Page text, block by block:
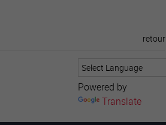
Powered by
Translate
retour